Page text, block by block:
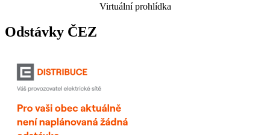
Virtuální prohlídka
Odstávky ČEZ